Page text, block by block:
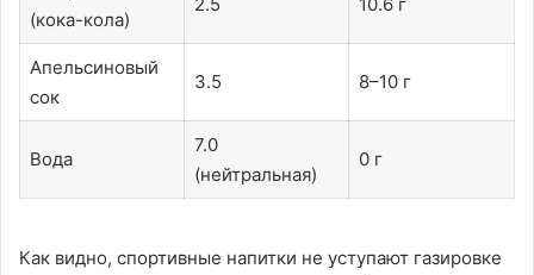
(кока-кола)
Апельсиновый
сок
3.5 8–10 г
Вода
7.0
(нейтральная)
0 г
Как видно, спортивные напитки не уступают газировке